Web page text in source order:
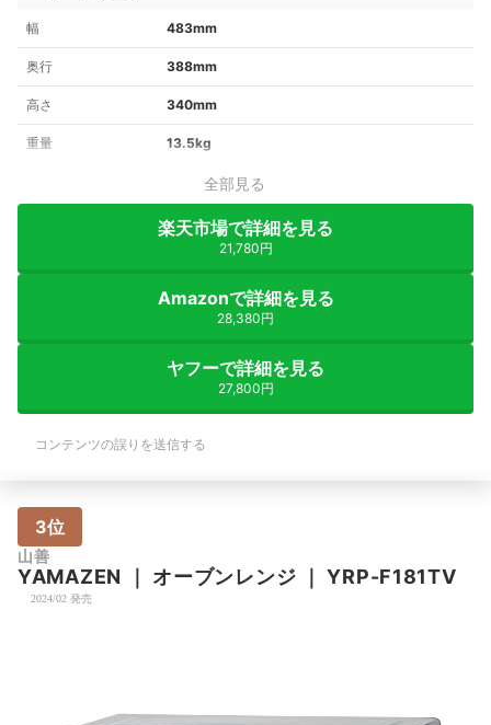
幅 483mm
奥行 388mm
高さ 340mm
重量 13.5kg
全部見る
楽天市場で詳細を見る
21,780円
Amazonで詳細を見る
28,380円
ヤフーで詳細を見る
27,800円
コンテンツの誤りを送信する
3位
山善
YAMAZEN オーブンレンジ ｜YRP-F181TV
2024/02 発売